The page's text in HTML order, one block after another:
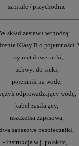
- szpitale / przychodnie
W skład zestawu wchodzą:
Klasy B o pojemności
- trzy metalowe tacki,
- uchwyt do tacki,
- pojemnik na wodę,
odprowadzający wodę,
- kabel zasilający,
- uszczelka zapasowa,
zapasowe bezpieczniki,
- instrukcja w j. polskim,